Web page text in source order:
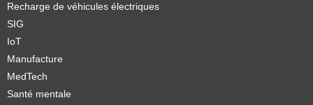
Recharge de véhicules électriques
SIG
IoT
Manufacture
MedTech
Santé mentale